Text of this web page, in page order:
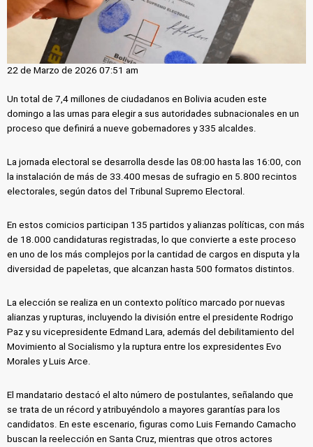
22 de Marzo de 2026 07:51 am
Un total de 7,4 millones de ciudadanos en Bolivia acuden este
domingo a las urnas para elegir a sus autoridades subnacionales en un
proceso que definirá a nueve gobernadores y 335 alcaldes.
La jornada electoral se desarrolla desde las 08:00 hasta las 16:00, con
la instalación de más de 33.400 mesas de sufragio en 5.800 recintos
electorales, según datos del Tribunal Supremo Electoral.
En estos comicios participan 135 partidos y alianzas políticas, con más
de 18.000 candidaturas registradas, lo que convierte a este proceso
en uno de los más complejos por la cantidad de cargos en disputa y la
diversidad de papeletas, que alcanzan hasta 500 formatos distintos.
La elección se realiza en un contexto político marcado por nuevas
alianzas y rupturas, incluyendo la división entre el presidente Rodrigo
Paz y su vicepresidente Edmand Lara, además del debilitamiento del
Movimiento al Socialismo y la ruptura entre los expresidentes Evo
Morales y Luis Arce.
El mandatario destacó el alto número de postulantes, señalando que
se trata de un récord y atribuyéndolo a mayores garantías para los
candidatos. En este escenario, figuras como Luis Fernando Camacho
buscan la reelección en Santa Cruz, mientras que otros actores